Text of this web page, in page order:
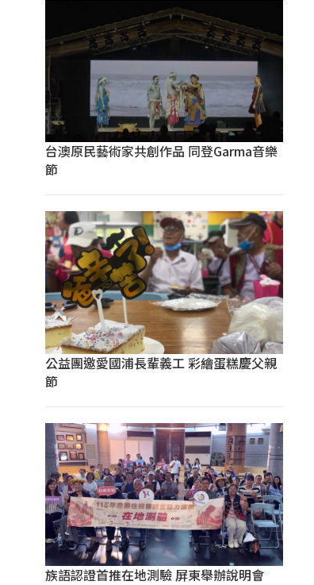
台澳原民藝術家共創作品 同登Garma音樂
節
公益團邀愛國浦長輩義工 彩繪蛋糕慶父親
節
族語認證首推在地測驗 屏東舉辦說明會